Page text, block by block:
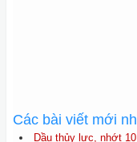
Các bài viết mới
Dầu thủy lực, nhớt